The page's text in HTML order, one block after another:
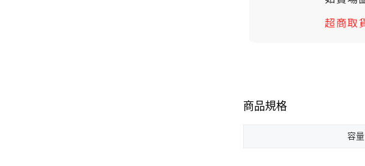
商品規格
容量